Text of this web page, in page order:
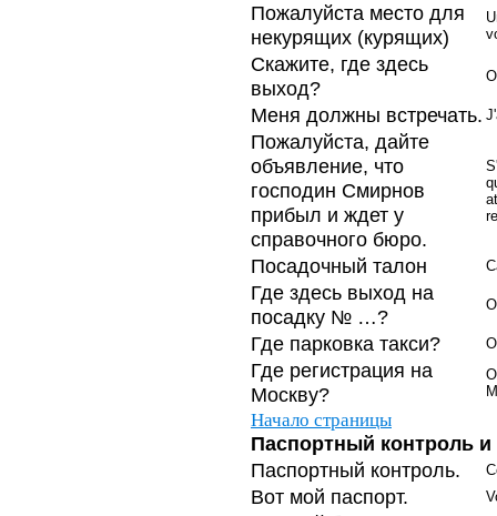
Пожалуйста место для
некурящих (курящих)
Скажите, где здесь
выход?
Меня должны встречать.
Пожалуйста, дайте
объявление, что
господин Смирнов
прибыл и ждет у
справочного бюро.
Посадочный талон
Где здесь выход на
посадку № …?
Где парковка такси?
Где регистрация на
Москву?
Начало страницы
Паспортный контроль
Паспортный контроль.
Вот мой паспорт.